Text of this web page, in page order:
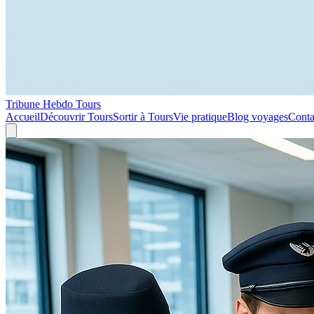
Tribune Hebdo Tours
AccueilDécouvrir ToursSortir à ToursVie pratiqueBlog voyages